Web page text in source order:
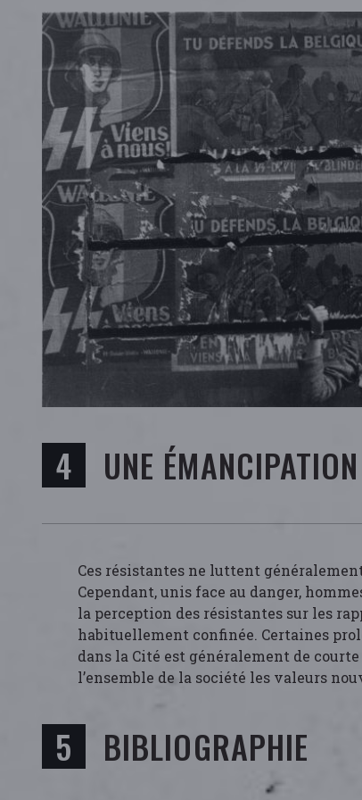
UNE
Ces résistantes ne luttent
Cependant, unis face au danger,
la perception des résistantes sur les
habituellement confinée. Certaines
dans la Cité est généralement de
l’ensemble de la société les valeurs
BIBLIOGRAPHIE